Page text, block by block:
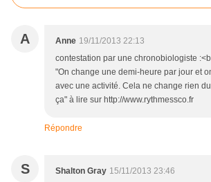
A Anne 19/11/2013 22:13
contestation par une chronobiologiste
"On change une demi-heure par jour et
avec une activité. Cela ne change rien
ça" à lire sur http://www.rythmessco.fr
Répondre
S Shalton Gray 15/11/2013 23:46